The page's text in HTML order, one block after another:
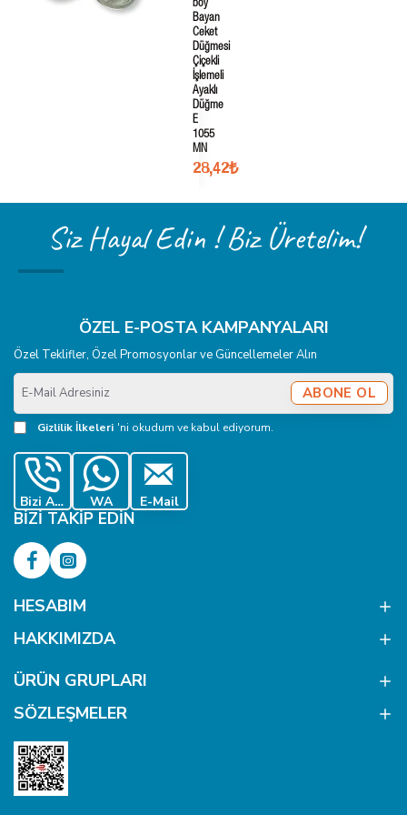
boy
Bayan
Ceket
Düğmesi
Çiçekli
İşlemeli
Ayaklı
Düğme
E
1055
MN
28,42₺
Siz Hayal Edin ! Biz Üretelim!
ÖZEL E-POSTA KAMPANYALARI
Özel Teklifler, Özel Promosyonlar ve Güncellemeler Alın
E-
Mail
Adresiniz
ABONE OL
Gizlilik İlkeleri 'ni okudum ve kabul ediyorum.
Bizi Ara WA E-Mail
BIZI TAKIP EDIN
HESABIM
HAKKIMIZDA
ÜRÜN GRUPLARI
SÖZLEŞMELER